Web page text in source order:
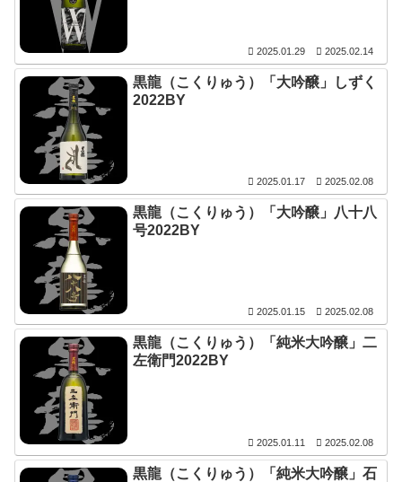
2025.01.29 2025.02.14
黒龍（こくりゅう）「大吟醸」しずく
2022BY
2025.01.17 2025.02.08
黒龍（こくりゅう）「大吟醸」八十八
号2022BY
2025.01.15 2025.02.08
黒龍（こくりゅう）「純米大吟醸」二
左衛門2022BY
2025.01.11 2025.02.08
黒龍（こくりゅう）「純米大吟醸」石